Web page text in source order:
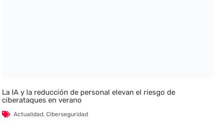
La IA y la reducción de personal elevan el riesgo de
ciberataques en verano
Actualidad,Ciberseguridad